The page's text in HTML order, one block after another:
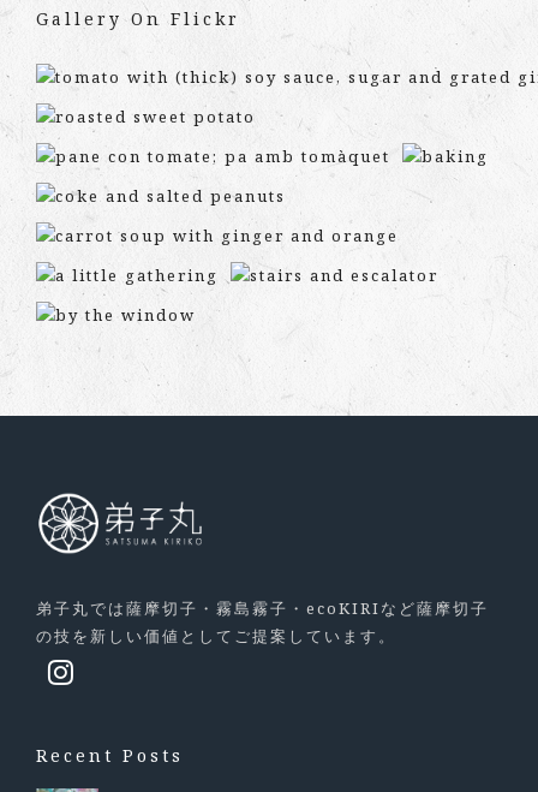
Gallery On Flickr
弟子丸では薩摩切子・霧島霧子・ecoKIRIなど薩摩切子
の技を新しい価値としてご提案しています。
Recent Posts